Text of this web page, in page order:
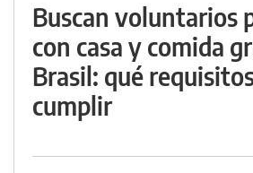
Buscan voluntarios
con casa y comida
Brasil: qué
cumplir